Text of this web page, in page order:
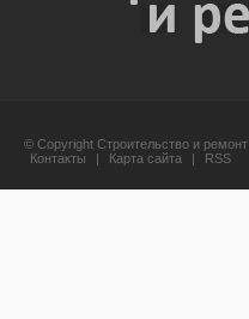
© Copyright Строительство и ремонт
Контакты
| Карта сайта | RSS